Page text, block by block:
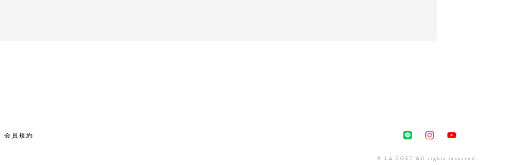
会員規約
© LA COET All rights reserved.